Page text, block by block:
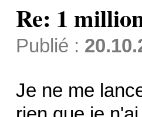
Re: 1
Publié :
Je ne me